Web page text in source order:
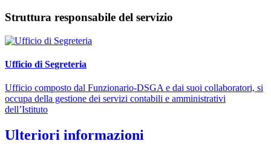
Struttura responsabile del servizio
Ufficio di Segreteria
Ufficio composto dal Funzionario-DSGA e dai suoi collaboratori, si
occupa della gestione dei servizi contabili e amministrativi
dell’Istituto
Ulteriori informazioni